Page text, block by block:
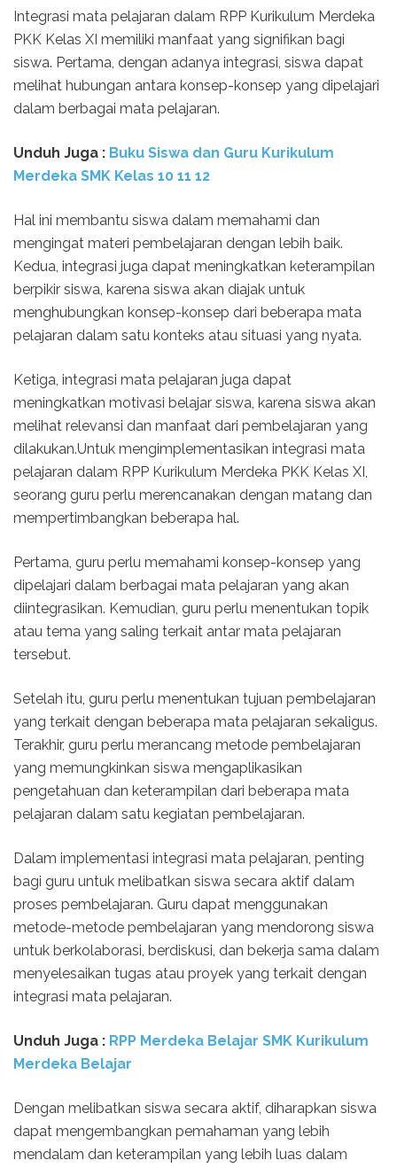
Integrasi mata pelajaran dalam RPP Kurikulum Merdeka
PKK Kelas XI memiliki manfaat yang signifikan bagi
siswa. Pertama, dengan adanya integrasi, siswa dapat
melihat hubungan antara konsep-konsep yang dipelajari
dalam berbagai mata pelajaran.
Unduh Juga : Buku Siswa dan Guru Kurikulum
Merdeka SMK Kelas 10 11 12
Hal ini membantu siswa dalam memahami dan
mengingat materi pembelajaran dengan lebih baik.
Kedua, integrasi juga dapat meningkatkan keterampilan
berpikir siswa, karena siswa akan diajak untuk
menghubungkan konsep-konsep dari beberapa mata
pelajaran dalam satu konteks atau situasi yang nyata.
Ketiga, integrasi mata pelajaran juga dapat
meningkatkan motivasi belajar siswa, karena siswa akan
melihat relevansi dan manfaat dari pembelajaran yang
dilakukan.Untuk mengimplementasikan integrasi mata
pelajaran dalam RPP Kurikulum Merdeka PKK Kelas XI,
seorang guru perlu merencanakan dengan matang dan
mempertimbangkan beberapa hal.
Pertama, guru perlu memahami konsep-konsep yang
dipelajari dalam berbagai mata pelajaran yang akan
diintegrasikan. Kemudian, guru perlu menentukan topik
atau tema yang saling terkait antar mata pelajaran
tersebut.
Setelah itu, guru perlu menentukan tujuan pembelajaran
yang terkait dengan beberapa mata pelajaran sekaligus.
Terakhir, guru perlu merancang metode pembelajaran
yang memungkinkan siswa mengaplikasikan
pengetahuan dan keterampilan dari beberapa mata
pelajaran dalam satu kegiatan pembelajaran.
Dalam implementasi integrasi mata pelajaran, penting
bagi guru untuk melibatkan siswa secara aktif dalam
proses pembelajaran. Guru dapat menggunakan
metode-metode pembelajaran yang mendorong siswa
untuk berkolaborasi, berdiskusi, dan bekerja sama dalam
menyelesaikan tugas atau proyek yang terkait dengan
integrasi mata pelajaran.
Unduh Juga : RPP Merdeka Belajar SMK Kurikulum
Merdeka Belajar
Dengan melibatkan siswa secara aktif, diharapkan siswa
dapat mengembangkan pemahaman yang lebih
mendalam dan keterampilan yang lebih luas dalam